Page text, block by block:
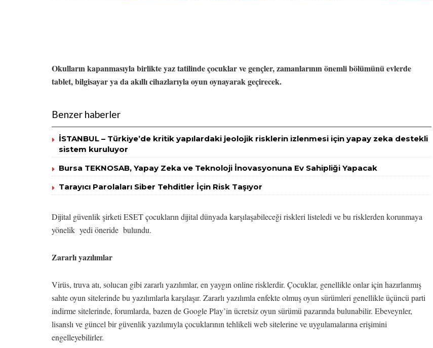
Okulların kapanmasıyla birlikte yaz tatilinde çocuklar ve gençler, zamanlarının önemli bölümünü evlerde
tablet, bilgisayar ya da akıllı cihazlarıyla oyun oynayarak geçirecek.
Benzer haberler
İSTANBUL – Türkiye’de kritik yapılardaki jeolojik risklerin izlenmesi için yapay zeka destekli
sistem kuruluyor
Bursa TEKNOSAB, Yapay Zeka ve Teknoloji İnovasyonuna Ev Sahipliği Yapacak
Tarayıcı Parolaları Siber Tehditler İçin Risk Taşıyor
Dijital güvenlik şirketi ESET çocukların dijital dünyada karşılaşabileceği riskleri listeledi ve bu risklerden korunmaya
yönelik yedi öneride bulundu.
Zararlı yazılımlar
Virüs, truva atı, solucan gibi zararlı yazılımlar, en yaygın online risklerdir. Çocuklar, genellikle onlar için hazırlanmış
sahte oyun sitelerinde bu yazılımlarla karşılaşır. Zararlı yazılımla enfekte olmuş oyun sürümleri genellikle üçüncü parti
indirme sitelerinde, forumlarda, bazen de Google Play’in ücretsiz oyun sürümü pazarında bulunabilir. Ebeveynler,
lisanslı ve güncel bir güvenlik yazılımıyla çocuklarının tehlikeli web sitelerine ve uygulamalarına erişimini
engelleyebilirler.